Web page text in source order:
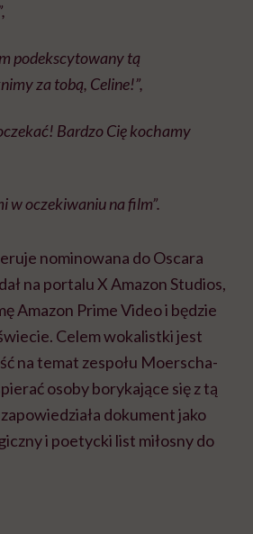
podekscytowany tą
za tobą, Celine!”,
Bardzo Cię kochamy
w oczekiwaniu na film”.
nominowana do Oscara
na portalu X Amazon Studios,
Amazon Prime Video i będzie
Celem wokalistki jest
na temat zespołu Moerscha-
osoby borykające się z tą
dokument jako
i poetycki list miłosny do